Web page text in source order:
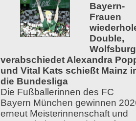
Bayern-
Frauen
Double,
Wolfsburg
verabschiedet Alexandra
und Vital Kats schießt Mainz
die Bundesliga
Die Fußballerinnen des FC
Bayern München gewinnen
erneut Meisterinnenschaft und